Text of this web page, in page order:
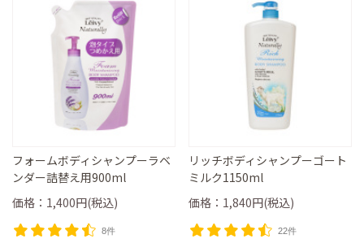
フォームボディシャンプーラベ
ンダー詰替え用900ml
価格：1,400円(税込)
8件
リッチボディシャンプーゴート
ミルク1150ml
価格：1,840円(税込)
22件